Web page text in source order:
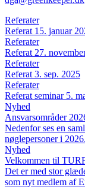
Referater
Referat 15. januar
Referater
Referat 27.
Referater
Referat 3. sep. 2025
Referater
Referat seminar 5.
Nyhed
Ansvarsområder
Nedenfor ses en
nøglepersoner i 2026.
Nyhed
Velkommen til
Det er med stor
som nyt medlem af